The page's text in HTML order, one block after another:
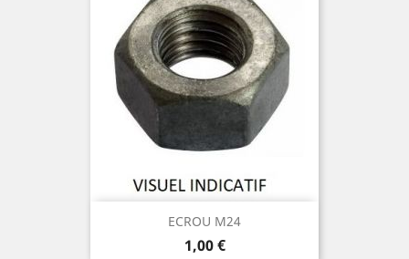
ECROU M24
Prix
1,00 €